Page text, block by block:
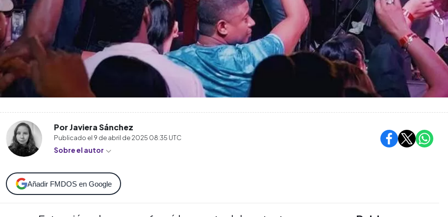
Por Javiera Sánchez
Publicado el 9 de abril de 2025 08:35 UTC
Sobre el autor
Añadir FMDOS en Google